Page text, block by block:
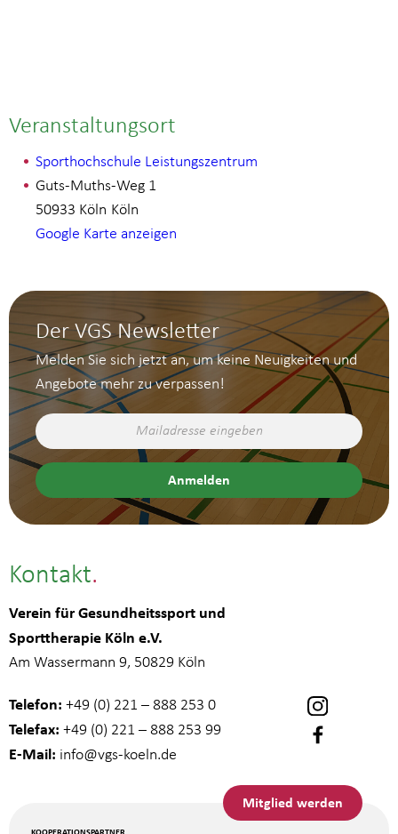
Veranstaltungsort
Sporthochschule Leistungszentrum
Guts-Muths-Weg 1
Köln
50933 Köln
Google Karte anzeigen
Der VGS Newsletter
Melden Sie sich jetzt an, um keine Neuigkeiten und
Angebote mehr zu verpassen!
Kontakt
Verein für Gesundheitssport und
Sporttherapie Köln e.V.
Am Wassermann 9, 50829 Köln
Telefon: +49 (0) 221 – 888 253 0
Telefax: +49 (0) 221 – 888 253 99
E-Mail: info@vgs-koeln.de
Mitglied werden
KOOPERATIONSPARTNER